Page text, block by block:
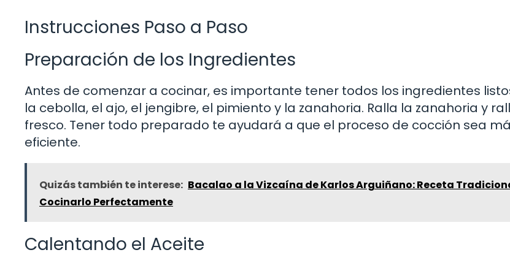
Instrucciones Paso a Paso
Preparación de los Ingredientes
Antes de comenzar a cocinar, es importante tener todos los ingredientes
la cebolla, el ajo, el jengibre, el pimiento y la zanahoria. Ralla la zanahoria y
fresco. Tener todo preparado te ayudará a que el proceso de cocción sea
eficiente.
Quizás también te interese: Bacalao a la Vizcaína de Karlos Arguiñano: Receta
Cocinarlo Perfectamente
Calentando el Aceite